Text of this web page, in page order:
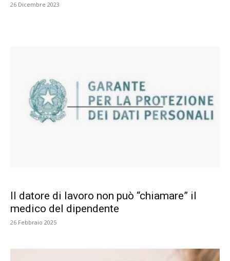
26 Dicembre 2023
Il datore di lavoro non può “chiamare” il
medico del dipendente
26 Febbraio 2025